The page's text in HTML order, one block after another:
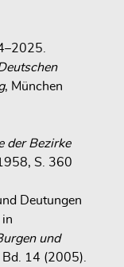
, München
der Bezirke
S. 360
Deutungen
in
und
Bd. 14 (2005).